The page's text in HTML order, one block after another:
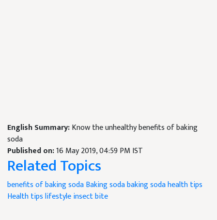
English Summary:Know the unhealthy benefits of baking
soda
Published on:16 May 2019, 04:59 PM IST
Related Topics
benefits of baking sodaBaking sodabaking soda health tips
Health tipslifestyleinsect bite